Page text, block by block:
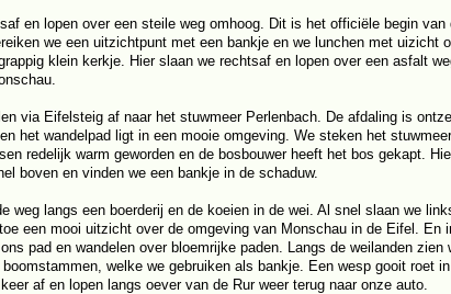
en lopen over een steile weg omhoog. Dit is het officiële begin van
we een uitzichtpunt met een bankje en we lunchen met uizicht
klein kerkje. Hier slaan we rechtsaf en lopen over een asfalt
via Eifelsteig af naar het stuwmeer Perlenbach. De afdaling is
het wandelpad ligt in een mooie omgeving. We steken het
redelijk warm geworden en de bosbouwer heeft het bos gekapt.
boven en vinden we een bankje in de schaduw.
weg langs een boerderij en de koeien in de wei. Al snel slaan we
een mooi uitzicht over de omgeving van Monschau in de Eifel. En
pad en wandelen over bloemrijke paden. Langs de weilanden zien
welke we gebruiken als bankje. Een wesp gooit roet
af en lopen langs oever van de Rur weer terug naar onze auto.